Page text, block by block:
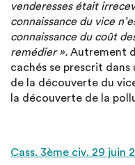
venderesses était
connaissance du vice
connaissance du coût
remédier ». Autrement
cachés se prescrit
de la découverte du
la découverte de la
Cass. 3ème civ. 29 juin